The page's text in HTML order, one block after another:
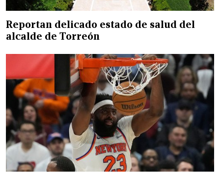
Reportan delicado estado de salud del
alcalde de Torreón